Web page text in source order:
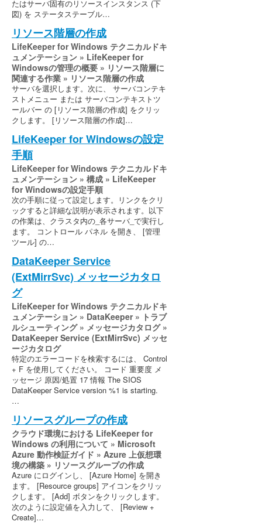
たはサーバ固有のリソースインスタンス (下
図) を ステータステーブル…
リソース階層の作成
LifeKeeper for Windows テクニカルドキ
ュメンテーション » LifeKeeper for
Windowsの管理の概要 » リソース階層に
関連する作業 » リソース階層の作成
サーバを選択します。次に、 サーバコンテキ
ストメニュー または サーバコンテキストツ
ールバー の [リソース階層の作成] をクリッ
クします。 [リソース階層の作成]…
LifeKeeper for Windowsの設定
手順
LifeKeeper for Windows テクニカルドキ
ュメンテーション » 構成 » LifeKeeper
for Windowsの設定手順
次の手順に従って設定します。リンクをクリ
ックすると詳細な説明が表示されます。以下
の作業は、クラスタ内の_各サーバ_で実行し
ます。 コントロール パネル を開き、 [管理
ツール] の…
DataKeeper Service
(ExtMirrSvc) メッセージカタロ
グ
LifeKeeper for Windows テクニカルドキ
ュメンテーション » DataKeeper » トラブ
ルシューティング » メッセージカタログ »
DataKeeper Service (ExtMirrSvc) メッセ
ージカタログ
特定のエラーコードを検索するには、 Control
+ F を使用してください。 コード 重要度 メ
ッセージ 原因/処置 17 情報 The SIOS
DataKeeper Service version %1 is starting.
…
リソースグループの作成
クラウド環境における LifeKeeper for
Windows の利用について » Microsoft
Azure 動作検証ガイド » Azure 上仮想環
境の構築 » リソースグループの作成
Azure にログインし、 [Azure Home] を開き
ます。 [Resource groups] アイコンをクリッ
クします。 [Add] ボタンをクリックします。
次のように設定値を入力して、 [Review +
Create]…